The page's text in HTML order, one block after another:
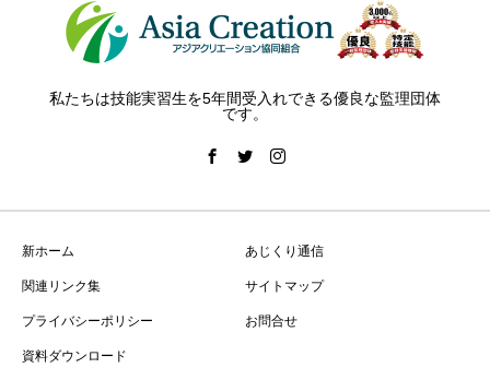
私たちは技能実習生を5年間受入れできる優良な監理団体
です。
新ホーム あじくり通信
関連リンク集 サイトマップ
プライバシーポリシー お問合せ
資料ダウンロード